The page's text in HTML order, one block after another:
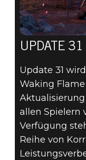
UPDATE 31
Update 31
Waking
allen Spielern
Verfügung
Reihe von